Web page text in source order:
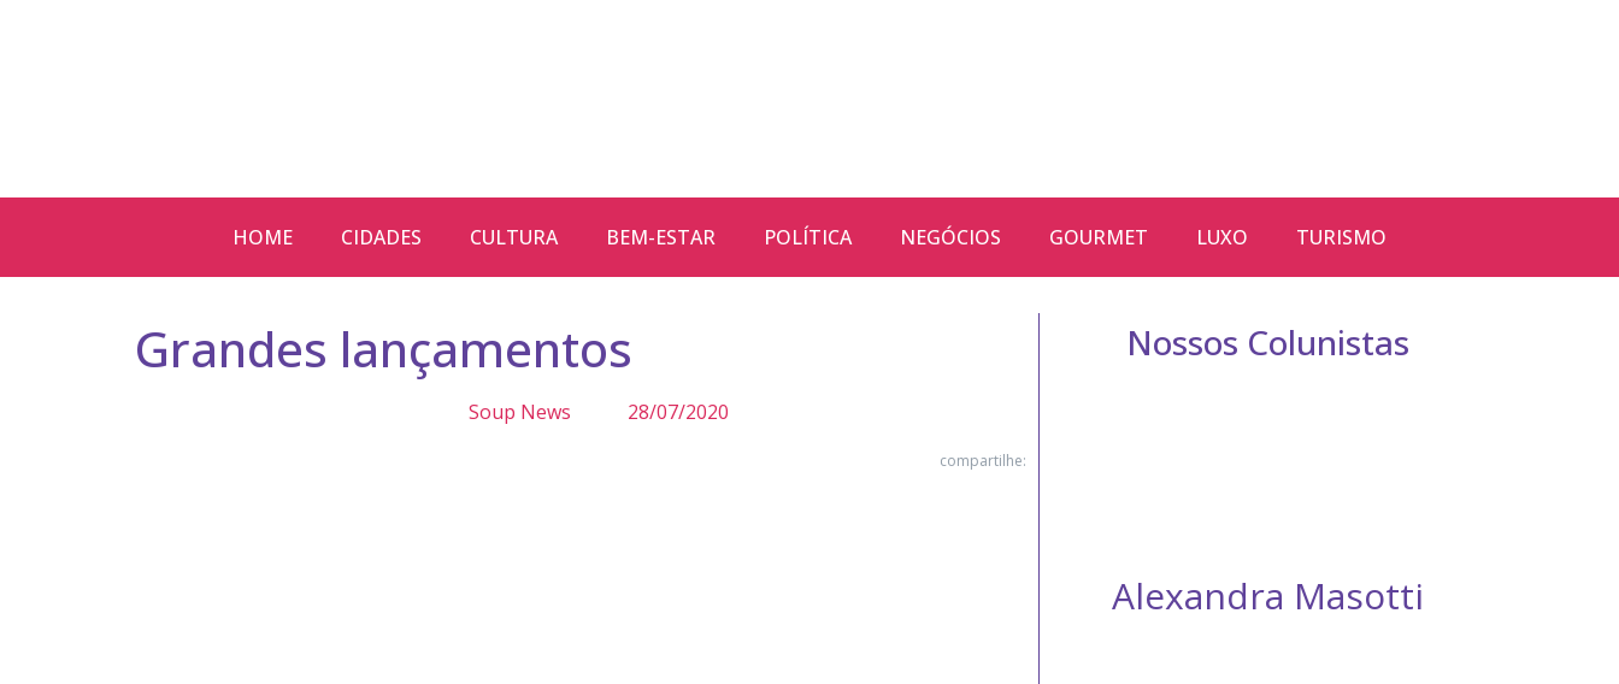
HOME CIDADES CULTURA BEM-ESTAR POLÍTICA NEGÓCIOS GOURMET LUXO TURISMO
Grandes lançamentos
Soup News 28/07/2020
compartilhe:
Nossos Colunistas
Alexandra Masotti